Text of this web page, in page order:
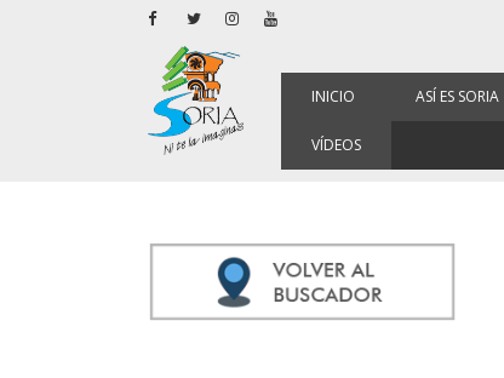
INICIO ASÍ ES SORIA
VÍDEOS